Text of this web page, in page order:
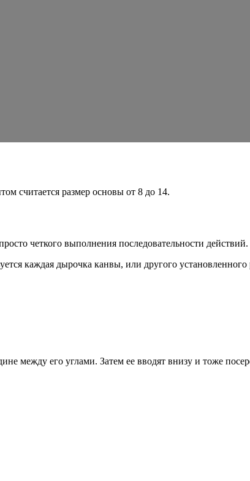
считается размер основы от 8 до 14.
четкого выполнения последовательности действий.
каждая дырочка канвы, или другого
между его углами. Затем ее вводят внизу и тоже